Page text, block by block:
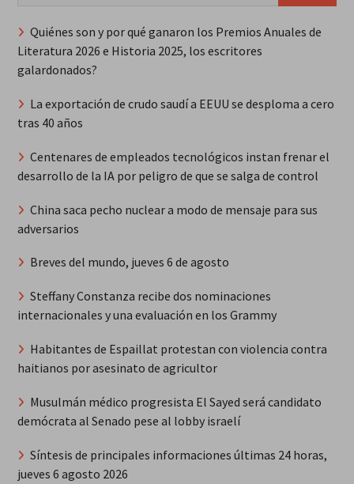
Quiénes son y por qué ganaron los Premios Anuales de
Literatura 2026 e Historia 2025, los escritores
galardonados?
La exportación de crudo saudí a EEUU se desploma a cero
tras 40 años
Centenares de empleados tecnológicos instan frenar el
desarrollo de la IA por peligro de que se salga de control
China saca pecho nuclear a modo de mensaje para sus
adversarios
Breves del mundo, jueves 6 de agosto
Steffany Constanza recibe dos nominaciones
internacionales y una evaluación en los Grammy
Habitantes de Espaillat protestan con violencia contra
haitianos por asesinato de agricultor
Musulmán médico progresista El Sayed será candidato
demócrata al Senado pese al lobby israelí
Síntesis de principales informaciones últimas 24 horas,
jueves 6 agosto 2026